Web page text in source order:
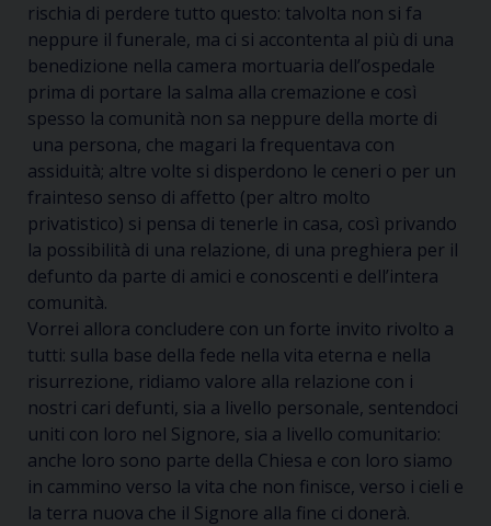
rischia di perdere tutto questo: talvolta non si fa
neppure il funerale, ma ci si accontenta al più di una
benedizione nella camera mortuaria dell’ospedale
prima di portare la salma alla cremazione e così
spesso la comunità non sa neppure della morte di
una persona, che magari la frequentava con
assiduità; altre volte si disperdono le ceneri o per un
frainteso senso di affetto (per altro molto
privatistico) si pensa di tenerle in casa, così privando
la possibilità di una relazione, di una preghiera per il
defunto da parte di amici e conoscenti e dell’intera
comunità.
Vorrei allora concludere con un forte invito rivolto a
tutti: sulla base della fede nella vita eterna e nella
risurrezione, ridiamo valore alla relazione con i
nostri cari defunti, sia a livello personale, sentendoci
uniti con loro nel Signore, sia a livello comunitario:
anche loro sono parte della Chiesa e con loro siamo
in cammino verso la vita che non finisce, verso i cieli e
la terra nuova che il Signore alla fine ci donerà.